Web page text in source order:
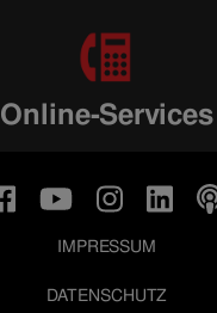
Online-Services
IMPRESSUM
DATENSCHUTZ